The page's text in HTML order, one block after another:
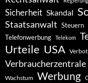
Sicherheit Skandal
Staatsanwalt Steuern
Telefonwerbung Telekom
Urteile USA Verbot
Verbraucherzentrale
Wachstum Werbung